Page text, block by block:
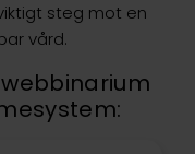
steg mot en
vård.